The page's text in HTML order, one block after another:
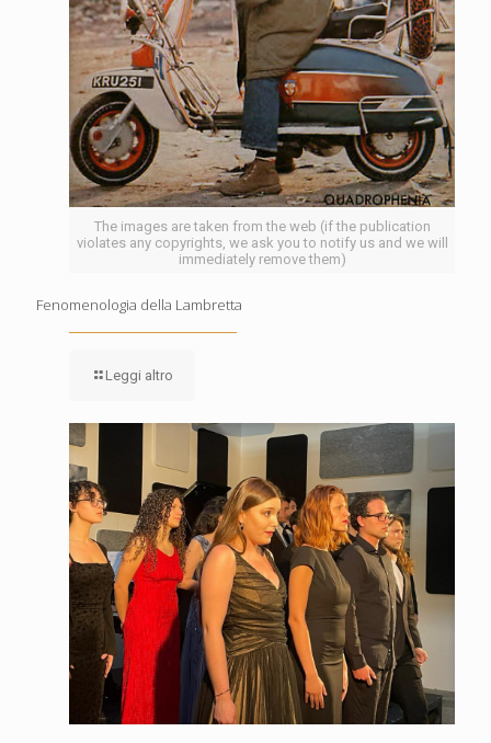
The images are taken from the web (if the publication
violates any copyrights, we ask you to notify us and we will
immediately remove them)
Fenomenologia della Lambretta
Leggi altro